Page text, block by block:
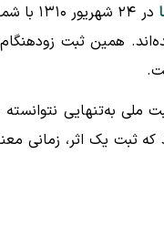
همین ثبت
ملی به‌تنهایی
که ثبت یک اثر، زمانی